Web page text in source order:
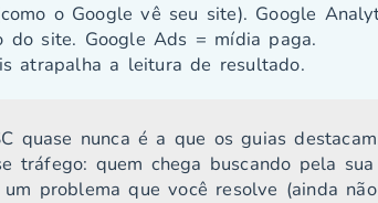
o Google vê seu site). Google
do site. Google Ads = mídia paga.
atrapalha a leitura de resultado.
quase nunca é a que os guias
tráfego: quem chega buscando pela
problema que você resolve (ainda